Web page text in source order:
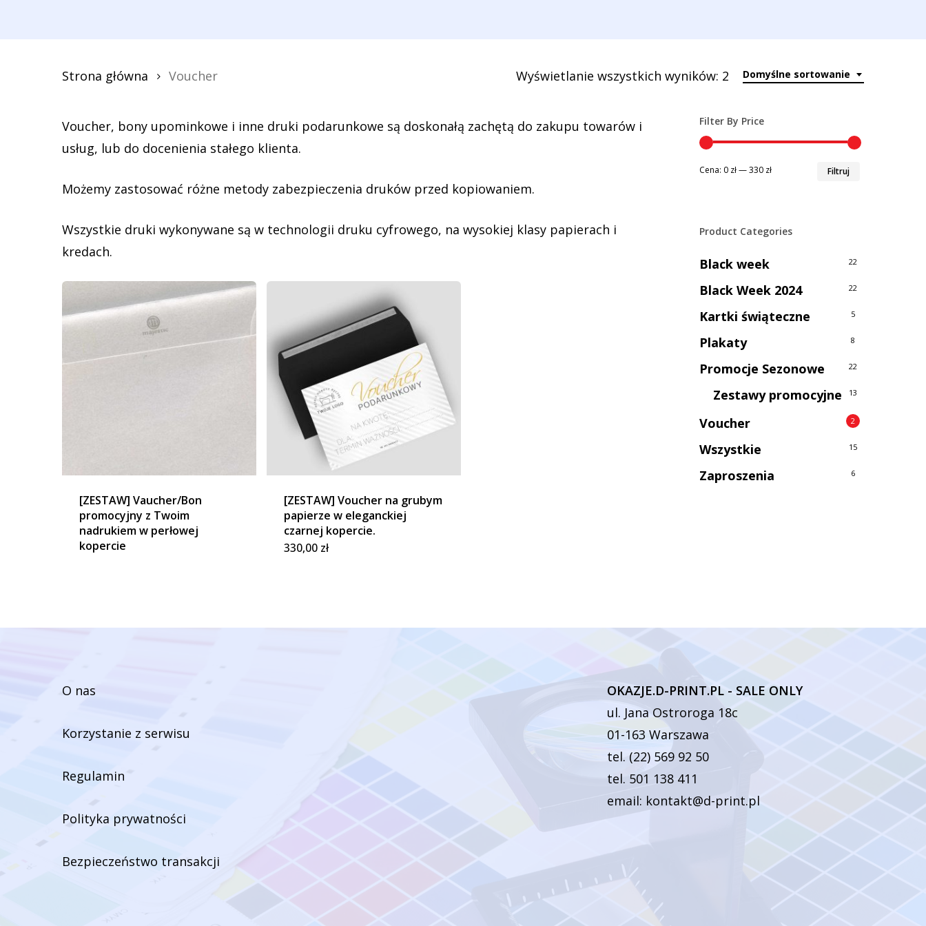
Domyślne sortowanie
Wyświetlanie wszystkich wyników: 2
Strona główna Voucher
Voucher, bony upominkowe i inne druki podarunkowe są doskonałą zachętą do zakupu towarów i
usług, lub do docenienia stałego klienta.
Możemy zastosować różne metody zabezpieczenia druków przed kopiowaniem.
Wszystkie druki wykonywane są w technologii druku cyfrowego, na wysokiej klasy papierach i
kredach.
[ZESTAW] Vaucher/Bon
promocyjny z Twoim
nadrukiem w perłowej
kopercie
[ZESTAW] Voucher na grubym
papierze w eleganckiej
czarnej kopercie.
330,00 zł
Filter By Price
Filtruj
Cena: 0 zł—330 zł
Product Categories
Black week 22
Black Week 2024 22
Kartki świąteczne 5
Plakaty 8
Promocje Sezonowe 22
Zestawy promocyjne 13
Voucher 2
Wszystkie 15
Zaproszenia 6
O nas
Korzystanie z serwisu
Regulamin
Polityka prywatności
Bezpieczeństwo transakcji
OKAZJE.D-PRINT.PL - SALE ONLY
ul. Jana Ostroroga 18c
01-163 Warszawa
tel. (22) 569 92 50
tel. 501 138 411
email: kontakt@d-print.pl